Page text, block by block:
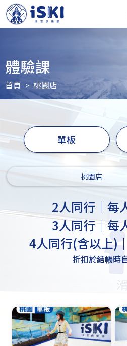
體驗課
首頁 桃園店
單板
2人同行｜每
3人同行｜每
4人同行(含以上)
折扣於結帳時